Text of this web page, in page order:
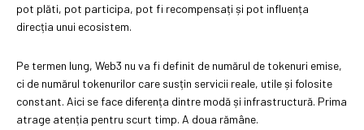
pot plăti, pot participa, pot fi recompensați și pot influența
direcția unui ecosistem.
Pe termen lung, Web3 nu va fi definit de numărul de tokenuri emise,
ci de numărul tokenurilor care susțin servicii reale, utile și folosite
constant. Aici se face diferența dintre modă și infrastructură. Prima
atrage atenția pentru scurt timp. A doua rămâne.